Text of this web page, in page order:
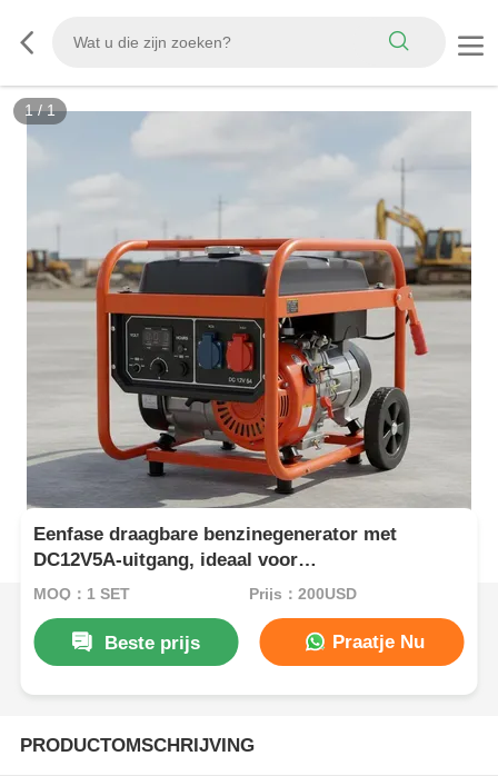
1/1
Eenfase draagbare benzinegenerator met
DC12V5A-uitgang, ideaal voor
buitenwerkplekken en noodstroomback-up
MOQ：1 SET Prijs：200USD
Beste prijs Praatje Nu
PRODUCTOMSCHRIJVING